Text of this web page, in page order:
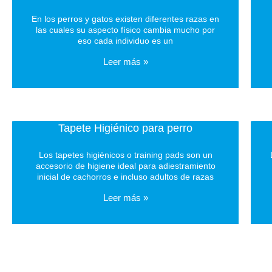
En los perros y gatos existen diferentes razas en
las cuales su aspecto físico cambia mucho por
eso cada individuo es un
Leer más »
Tapete Higiénico para perro
Los tapetes higiénicos o training pads son un
accesorio de higiene ideal para adiestramiento
inicial de cachorros e incluso adultos de razas
Leer más »